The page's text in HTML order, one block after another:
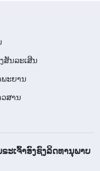
ໜຶ່ງໃນບັນດາຜູ້ຄົນທີ່ຖືກ
ະທິຖານຢ່າງສະໝໍ່າ
ງພວກເຮົາຈາກການຖືກ
ຊື່ອ. ຍ້ອນຈະເກີດມີ
ະທຳປອມ ແລະ ພວກ
ການອັດສະຈັນຫຼາຍ
ເຂົາຈະຫຼອກລວງແມ່ນແຕ່
ສັນລະເສີນ
ພະຍານ
ວສານ
ະເຈົ້າອົງຊົງລິດທານຸພາບ